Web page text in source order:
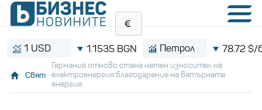
USD 1.1535 BGN Петрол 78.72 $/барел
Свят
Германия отново стана нетен износител на
електроенергия благодарение на вятърната
енергия